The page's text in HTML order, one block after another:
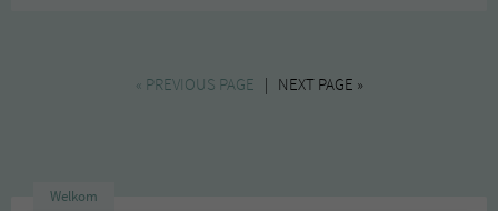
« PREVIOUS PAGE | NEXT PAGE »
Welkom